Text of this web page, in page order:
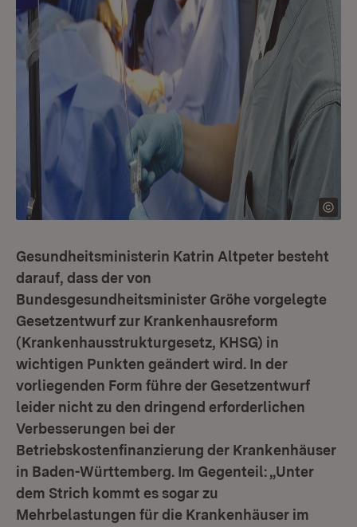
Gesundheitsministerin Katrin Altpeter besteht
darauf, dass der von
Bundesgesundheitsminister Gröhe vorgelegte
Gesetzentwurf zur Krankenhausreform
(Krankenhausstrukturgesetz, KHSG) in
wichtigen Punkten geändert wird. In der
vorliegenden Form führe der Gesetzentwurf
leider nicht zu den dringend erforderlichen
Verbesserungen bei der
Betriebskostenfinanzierung der Krankenhäuser
in Baden-Württemberg. Im Gegenteil: „Unter
dem Strich kommt es sogar zu
Mehrbelastungen für die Krankenhäuser im